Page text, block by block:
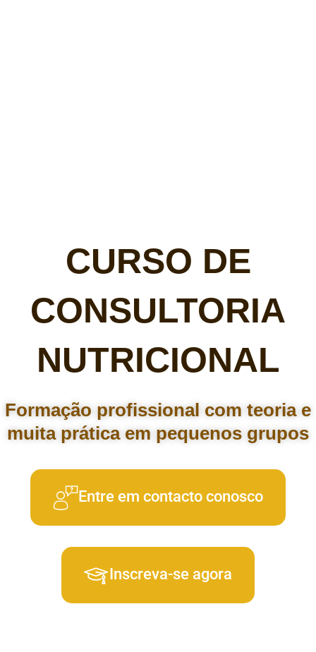
CURSO DE
CONSULTORIA
NUTRICIONAL
Formação profissional com teoria e
muita prática em pequenos grupos
Entre em contacto conosco
Inscreva-se agora